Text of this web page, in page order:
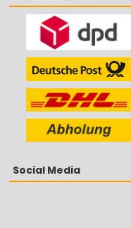
Social Media